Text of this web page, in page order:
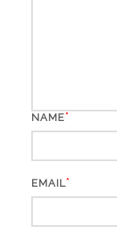
NAME*
EMAIL*